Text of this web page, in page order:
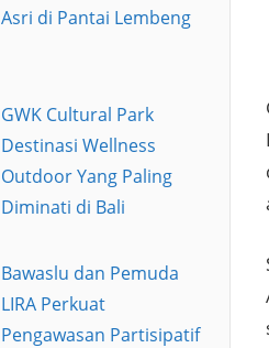
Asri di Pantai Lembeng
GWK Cultural Park
Destinasi Wellness
Outdoor Yang Paling
Diminati di Bali
Bawaslu dan Pemuda
LIRA Perkuat
Pengawasan Partisipatif